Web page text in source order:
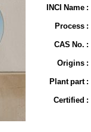
INCI Name :
Process :
CAS No. :
Origins :
Plant part :
Certified :